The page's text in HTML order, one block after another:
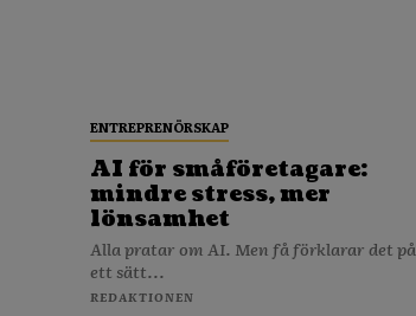
ENTREPRENÖRSKAP
AI för småföretagare:
mindre stress, mer
lönsamhet
Alla pratar om AI. Men få förklarar det på
ett sätt...
REDAKTIONEN